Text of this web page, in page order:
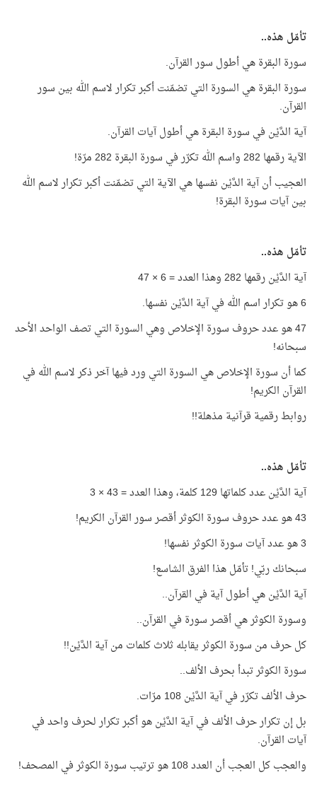
تأمّل هذه..
سورة البقرة هي أطول سور القرآن.
سورة البقرة هي السورة التي تضمّنت أكبر تكرار لاسم الله بين سور
القرآن.
آية الدَّيْن في سورة البقرة هي أطول آيات القرآن.
الآية رقمها 282 واسم الله تكرّر في سورة البقرة 282 مرّة!
العجيب أن آية الدَّيْن نفسها هي الآية التي تضمّنت أكبر تكرار لاسم الله
بين آيات سورة البقرة!
تأمّل هذه..
آية الدَّيْن رقمها 282 وهذا العدد = 6 × 47
6 هو تكرار اسم الله في آية الدَّيْن نفسها.
47 هو عدد حروف سورة الإخلاص وهي السورة التي تصف الواحد الأحد
سبحانه!
كما أن سورة الإخلاص هي السورة التي ورد فيها آخر ذكر لاسم الله في
القرآن الكريم!
روابط رقمية قرآنية مذهلة!!
تأمّل هذه..
آية الدَّيْن عدد كلماتها 129 كلمة، وهذا العدد = 43 × 3
43 هو عدد حروف سورة الكوثر أقصر سور القرآن الكريم!
3 هو عدد آيات سورة الكوثر نفسها!
سبحانك ربّي! تأمّل هذا الفرق الشاسع!
آية الدَّيْن هي أطول آية في القرآن..
وسورة الكوثر هي أقصر سورة في القرآن..
كل حرف من سورة الكوثر يقابله ثلاث كلمات من آية الدَّيْن!!
سورة الكوثر تبدأ بحرف الألف..
حرف الألف تكرّر في آية الدَّيْن 108 مرّات.
بل إن تكرار حرف الألف في آية الدَّيْن هو أكبر تكرار لحرف واحد في
آيات القرآن.
والعجب كل العجب أن العدد 108 هو ترتيب سورة الكوثر في المصحف!